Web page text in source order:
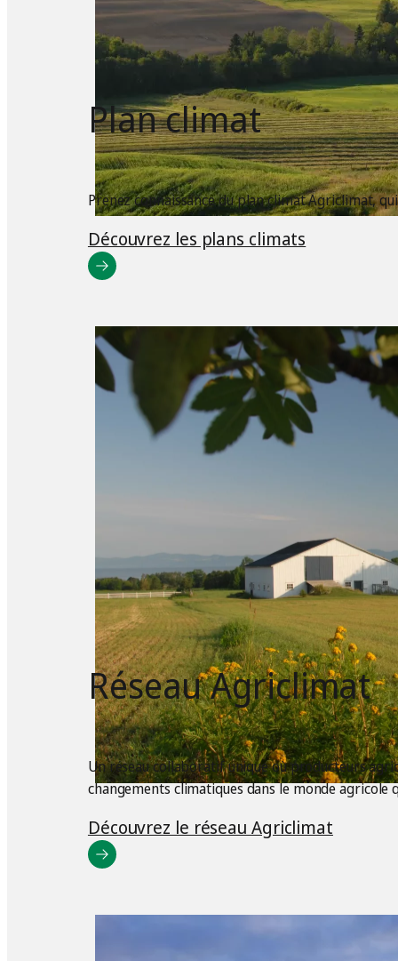
Plan climat
Prenez connaissance du plan climat Agriclimat,
Découvrez les plans climats
Réseau Agriclimat
Un réseau collaboratif unique où producteurs
changements climatiques dans le monde agricole
Découvrez le réseau Agriclimat